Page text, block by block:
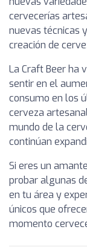
cervecerías
nuevas técnicas
creación de
La Craft Beer ha
sentir en el
consumo en los
cerveza
mundo de la
continúan
Si eres un
probar algunas
en tu área y
únicos que
momento